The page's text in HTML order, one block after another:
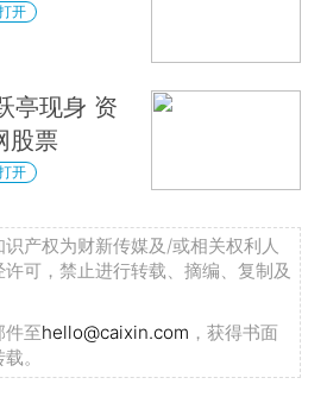
开
亭现身 资
股票
开
产权为财新传媒及/或相关权利人
可，禁止进行转载、摘编、复制及
件至hello@caixin.com ，获得书面
。